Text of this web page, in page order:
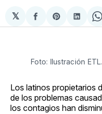
𝕏
Compartir
en
Share
on
en
Foto: Ilustración ETL.
Los latinos propietarios
de los problemas
los contagios han